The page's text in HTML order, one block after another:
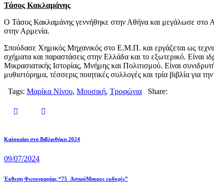
Τάσος Κακλαμάνης
Ο Τάσος Κακλαμάνης γεννήθηκε στην Αθήνα και μεγάλωσε στο
στην Αρμενία.
Σπούδασε Χημικός Μηχανικός στο Ε.Μ.Π. και εργάζεται ως
σχήματα και παραστάσεις στην Ελλάδα και το εξωτερικό.
Μικρασιατικής Ιστορίας, Μνήμης και Πολιτισμού. Είναι
μυθιστόρημα, τέσσερις ποιητικές συλλογές και τρία βιβλία για
Tags: Μαρίκα Νίνου, Μουσική, Τροφώνια Share:
Πλοήγηση
άρθρων
Previous
Καλοκαίρι στη Βιβλιοθήκη 2024
09/07/2024
Next
Έκθεση Φωτογραφίας “75 ΑσπρόΜαυρες εκδοχές”